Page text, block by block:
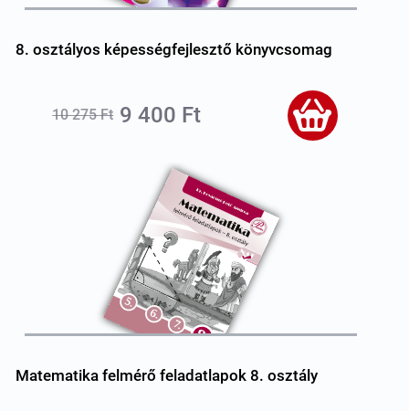
8. osztályos képességfejlesztő könyvcsomag
10 275 Ft 9 400 Ft
Matematika felmérő feladatlapok 8. osztály